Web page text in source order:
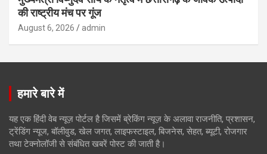
की राष्ट्रीय मंच पर गूंज
August 6, 2026 admin
हमारे बारे में
यह एक हिंदी वेब न्यूज़ पोर्टल है जिसमें ब्रेकिंग न्यूज़ के अलावा राजनीति, प्रशासन,
ट्रेंडिंग न्यूज, बॉलीवुड, खेल जगत, लाइफस्टाइल, बिजनेस, सेहत, ब्यूटी, रोजगार
तथा टेक्नोलॉजी से संबंधित खबरें पोस्ट की जाती है।